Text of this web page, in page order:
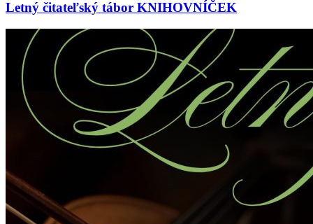
Letný čitateľský tábor KNIHOVNÍČEK